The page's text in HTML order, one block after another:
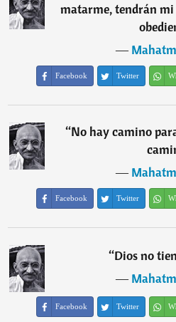
matarme, tendrán
―
Facebook Twitter
“No hay camino
―
Facebook Twitter
“Dios no
―
Facebook Twitter